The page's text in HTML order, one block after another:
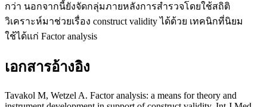
กว่า นอกจากนี้ยังจัดกลุ่มภายหลังการสำรวจโดยใช้สถิติ
วิเคราะห์มาช่วยเรื่อง construct validity ได้ด้วย เทคนิกที่นิยม
ใช้ได้แก่ Factor analysis
เอกสารอ้างอิง
Tavakol M, Wetzel A. Factor analysis: a means for theory and